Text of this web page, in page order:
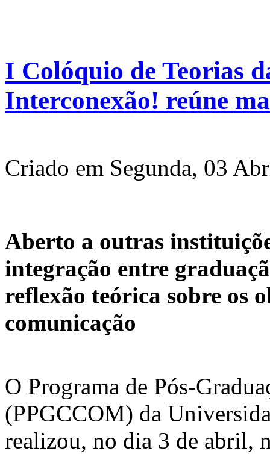
I Colóquio de Teorias
Interconexão! reúne
Criado em Segunda, 03
Aberto a outras
integração entre
reflexão teórica sobre os
comunicação
O Programa de Pós-
(PPGCCOM) da
realizou, no dia 3 de abril,